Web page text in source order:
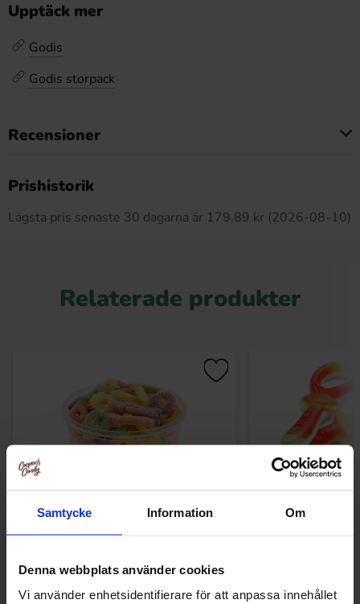
Samtycke Information Om
Denna webbplats använder cookies
Vi använder enhetsidentifierare för att anpassa innehållet
Upptäck mer
Godis
Godis storpack
Recensioner
Prishistorik
Lägsta pris senaste 30 dagarna är 179.89 kr (2026-08-10)
Relaterade produkter
189.19 kr